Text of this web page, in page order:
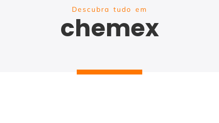
Descubra tudo em
chemex